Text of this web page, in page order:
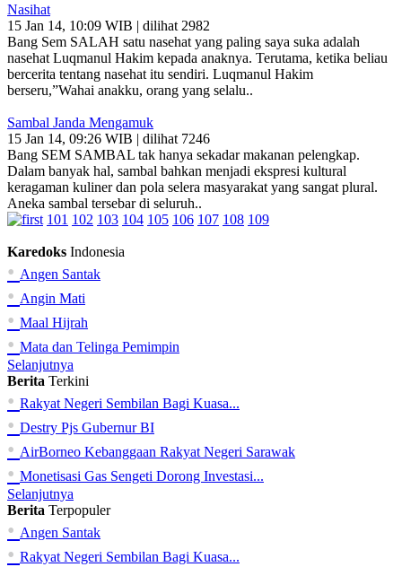
Nasihat
15 Jan 14, 10:09 WIB | dilihat 2982
Bang Sem SALAH satu nasehat yang paling saya suka adalah
nasehat Luqmanul Hakim kepada anaknya. Terutama, ketika beliau
bercerita tentang nasehat itu sendiri. Luqmanul Hakim
berseru,”Wahai anakku, orang yang selalu..
Sambal Janda Mengamuk
15 Jan 14, 09:26 WIB | dilihat 7246
Bang SEM SAMBAL tak hanya sekadar makanan pelengkap.
Dalam banyak hal, sambal bahkan menjadi ekspresi kultural
keragaman kuliner dan pola selera masyarakat yang sangat plural.
Aneka sambal tersebar di seluruh..
101 102 103 104 105 106 107 108 109
Karedoks Indonesia
• Angen Santak
• Angin Mati
• Maal Hijrah
• Mata dan Telinga Pemimpin
Selanjutnya
Berita Terkini
• Rakyat Negeri Sembilan Bagi Kuasa...
• Destry Pjs Gubernur BI
• AirBorneo Kebanggaan Rakyat Negeri Sarawak
• Monetisasi Gas Sengeti Dorong Investasi...
Selanjutnya
Berita Terpopuler
• Angen Santak
• Rakyat Negeri Sembilan Bagi Kuasa...